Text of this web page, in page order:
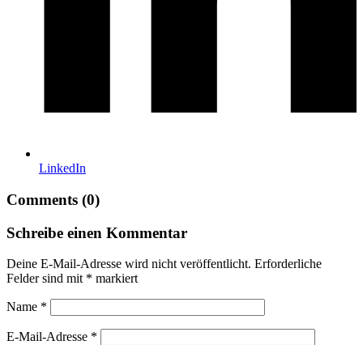
LinkedIn
Comments (0)
Schreibe einen Kommentar
Deine E-Mail-Adresse wird nicht veröffentlicht. Erforderliche
Felder sind mit * markiert
Name *
E-Mail-Adresse *